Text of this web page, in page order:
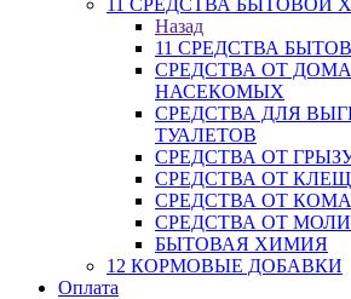
11 СРЕДСТВА БЫТОВОЙ
Назад
11 СРЕДСТВА
СРЕДСТВА ОТ
НАСЕКОМЫХ
СРЕДСТВА ДЛЯ
ТУАЛЕТОВ
СРЕДСТВА ОТ
СРЕДСТВА ОТ
СРЕДСТВА ОТ
СРЕДСТВА ОТ МОЛИ
БЫТОВАЯ ХИМИЯ
12 КОРМОВЫЕ ДОБАВКИ
Оплата